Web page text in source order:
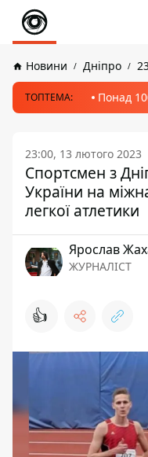
Новини Дніпро
ТОПТЕМА: Понад
23:00, 13 лютого 2023
Спортсмен з
України на
легкої атлетики
Ярослав
ЖУРНАЛІСТ
👍